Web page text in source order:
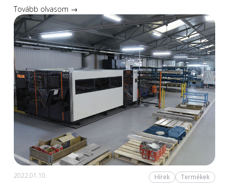
Tovább olvasom →
2022.01.10. Hírek Termékek